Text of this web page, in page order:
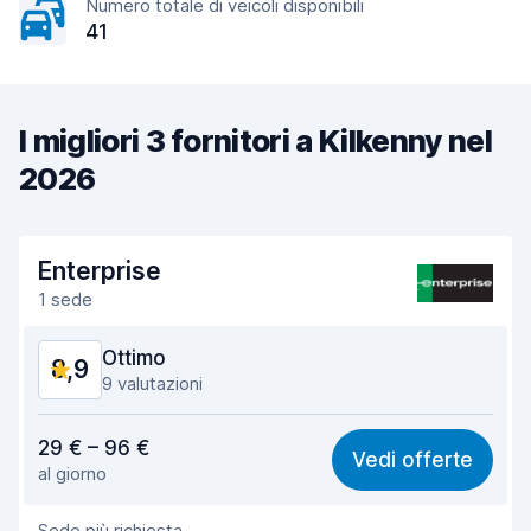
Numero totale di veicoli disponibili
41
I migliori 3 fornitori a Kilkenny nel
2026
Enterprise
1 sede
8,9 Ottimo
9 valutazioni
8,5
Facile da trovare 9,0
29 € – 96 €
al giorno
Vedi offerte